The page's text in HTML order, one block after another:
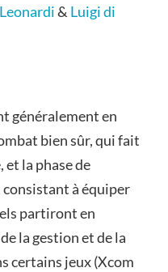
& Luigi di
généralement en
bien sûr, qui fait
la phase de
à équiper
partiront en
la gestion et de la
certains jeux (Xcom